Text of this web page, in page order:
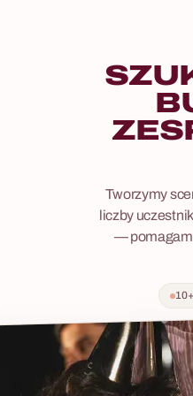
sprawy
kartoteki 12
w
Warsztaty
Wspólne
jakikolwiek
prezes i
risotto ma
Tworzymy
liczby
—